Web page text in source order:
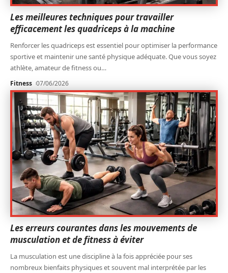
Les meilleures techniques pour travailler
efficacement les quadriceps à la machine
Renforcer les quadriceps est essentiel pour optimiser la performance
sportive et maintenir une santé physique adéquate. Que vous soyez
athlète, amateur de fitness ou…
Fitness 07/06/2026
Les erreurs courantes dans les mouvements de
musculation et de fitness à éviter
La musculation est une discipline à la fois appréciée pour ses
nombreux bienfaits physiques et souvent mal interprétée par les